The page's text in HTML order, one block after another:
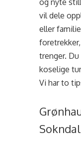
vil dele
eller
trenger.
koselige
Vi har to